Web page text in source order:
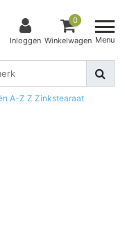
Inloggen
0
Winkelwagen Menu
A-Z Z Zinkstearaat